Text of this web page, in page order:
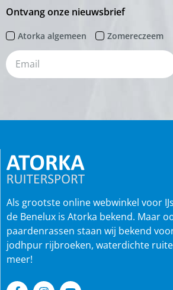
Ontvang onze nieuwsbrief
Atorka algemeen Zomereczeem
Als grootste online webwinkel voor
de Benelux is Atorka bekend. Maar
paardenrassen staan wij bekend
jodhpur rijbroeken, waterdichte
meer!